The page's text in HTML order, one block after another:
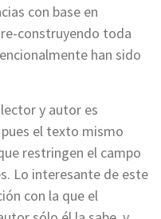
con base en
construyendo toda
han sido
y autor es
el texto mismo
restringen el campo
Lo interesante de este
con la que el